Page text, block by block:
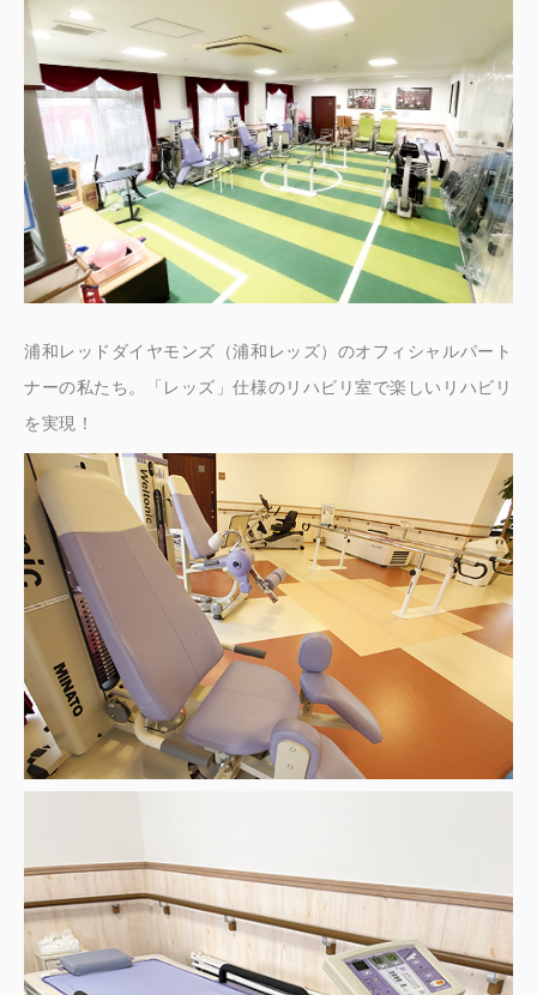
浦和レッドダイヤモンズ（浦和レッズ）のオフィシャルパート
ナーの私たち。「レッズ」仕様のリハビリ室で楽しいリハビリ
を実現！